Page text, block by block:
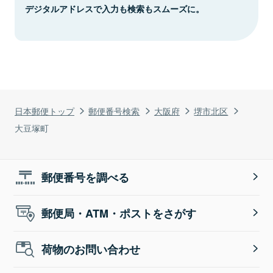
日本郵便トップ 郵便番号検索 大阪府
堺市北区
大豆塚町
デジタルアドレスで入力も検索もスムーズに。
郵便番号を調べる
郵便局・ATM・ポストをさがす
荷物のお問い合わせ